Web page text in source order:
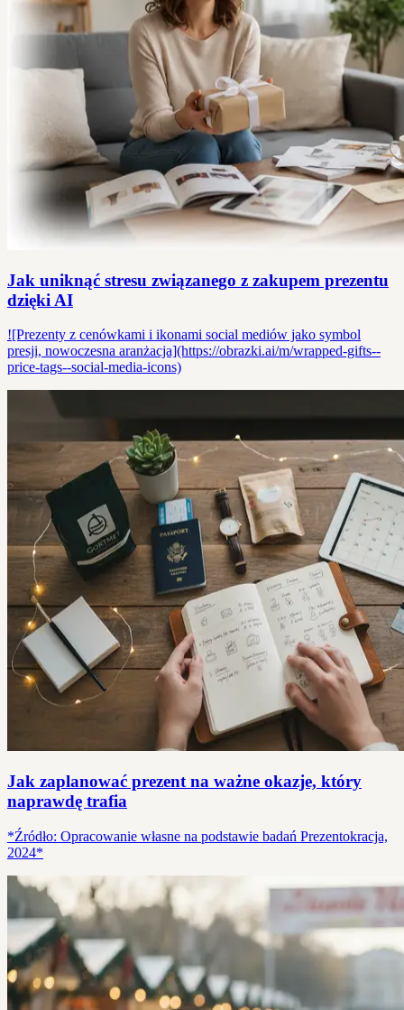
Jak uniknąć stresu związanego z zakupem prezentu
dzięki AI
![Prezenty z cenówkami i ikonami social mediów jako symbol
presji, nowoczesna aranżacja](https://obrazki.ai/m/wrapped-gifts--
price-tags--social-media-icons)
Jak zaplanować prezent na ważne okazje, który
naprawdę trafia
*Źródło: Opracowanie własne na podstawie badań Prezentokracja,
2024*